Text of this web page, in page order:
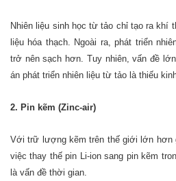
Nhiên liệu sinh học từ tảo chỉ tạo ra khí
liệu hóa thạch. Ngoài ra, phát triển
trở nên sạch hơn. Tuy nhiên, vấn đề
án phát triển nhiên liệu từ tảo là thiếu
2. Pin kẽm (Zinc-air)
Với trữ lượng kẽm trên thế giới lớn hơn
việc thay thế pin Li-ion sang pin kẽm
là vấn đề thời gian.